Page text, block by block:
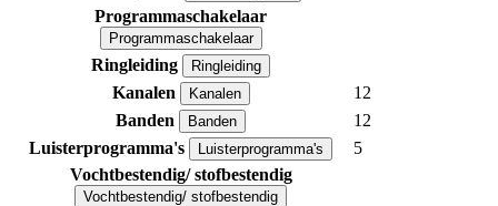
Programmaschakelaar
Programmaschakelaar
Ringleiding Ringleiding
Kanalen Kanalen
12
Banden
Banden
12
Luisterprogramma's
Luisterprogramma's
5
Vochtbestendig/ stofbestendig
Vochtbestendig/ stofbestendig